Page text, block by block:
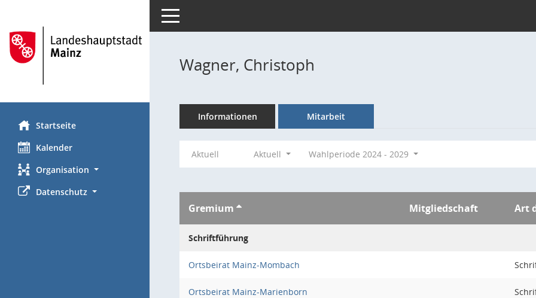
Startseite
Kalender
Organisation
Datenschutz
Toggle navigation
Wagner, Christoph
Informationen Mitarbeit
Aktuell Aktuell Wahlperiode 2024 - 2029
Gremium Mitgliedschaft Art
Schriftführung
Ortsbeirat Mainz-Mombach
Ortsbeirat Mainz-Marienborn